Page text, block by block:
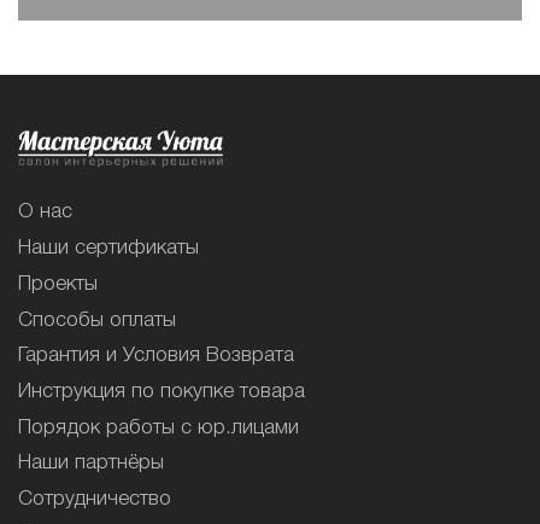
О нас
Наши сертификаты
Проекты
Способы оплаты
Гарантия и Условия Возврата
Инструкция по покупке товара
Порядок работы с юр.лицами
Наши партнёры
Сотрудничество